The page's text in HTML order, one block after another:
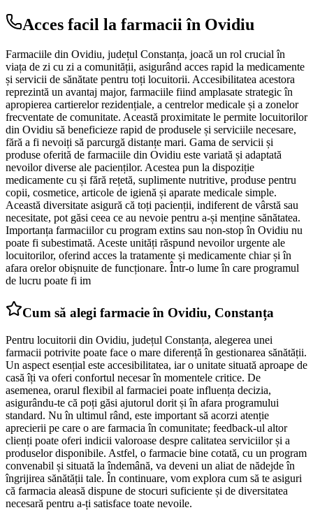
Acces facil la farmacii în Ovidiu
Farmaciile din Ovidiu, județul Constanța, joacă un rol crucial în
viața de zi cu zi a comunității, asigurând acces rapid la medicamente
și servicii de sănătate pentru toți locuitorii. Accesibilitatea acestora
reprezintă un avantaj major, farmaciile fiind amplasate strategic în
apropierea cartierelor rezidențiale, a centrelor medicale și a zonelor
frecventate de comunitate. Această proximitate le permite locuitorilor
din Ovidiu să beneficieze rapid de produsele și serviciile necesare,
fără a fi nevoiți să parcurgă distanțe mari. Gama de servicii și
produse oferită de farmaciile din Ovidiu este variată și adaptată
nevoilor diverse ale pacienților. Acestea pun la dispoziție
medicamente cu și fără rețetă, suplimente nutritive, produse pentru
copii, cosmetice, articole de igienă și aparate medicale simple.
Această diversitate asigură că toți pacienții, indiferent de vârstă sau
necesitate, pot găsi ceea ce au nevoie pentru a-și menține sănătatea.
Importanța farmaciilor cu program extins sau non-stop în Ovidiu nu
poate fi subestimată. Aceste unități răspund nevoilor urgente ale
locuitorilor, oferind acces la tratamente și medicamente chiar și în
afara orelor obișnuite de funcționare. Într-o lume în care programul
de lucru poate fi im
Cum să alegi farmacie în Ovidiu, Constanța
Pentru locuitorii din Ovidiu, județul Constanța, alegerea unei
farmacii potrivite poate face o mare diferență în gestionarea sănătății.
Un aspect esențial este accesibilitatea, iar o unitate situată aproape de
casă îți va oferi confortul necesar în momentele critice. De
asemenea, orarul flexibil al farmaciei poate influența decizia,
asigurându-te că poți găsi ajutorul dorit și în afara programului
standard. Nu în ultimul rând, este important să acorzi atenție
aprecierii pe care o are farmacia în comunitate; feedback-ul altor
clienți poate oferi indicii valoroase despre calitatea serviciilor și a
produselor disponibile. Astfel, o farmacie bine cotată, cu un program
convenabil și situată la îndemână, va deveni un aliat de nădejde în
îngrijirea sănătății tale. În continuare, vom explora cum să te asiguri
că farmacia aleasă dispune de stocuri suficiente și de diversitatea
necesară pentru a-ți satisface toate nevoile.